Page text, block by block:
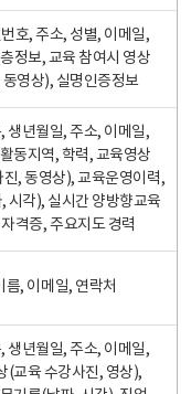
호, 주소, 성별, 이메일,
정보, 교육 참여시 영상
영상), 실명인증정보
생년월일, 주소, 이메일,
동지역, 학력, 교육영상
진, 동영상), 교육운영이력,
시각), 실시간 양방향교육
격증, 주요지도 경력
름, 이메일, 연락처
생년월일, 주소, 이메일,
(교육 수강사진, 영상),